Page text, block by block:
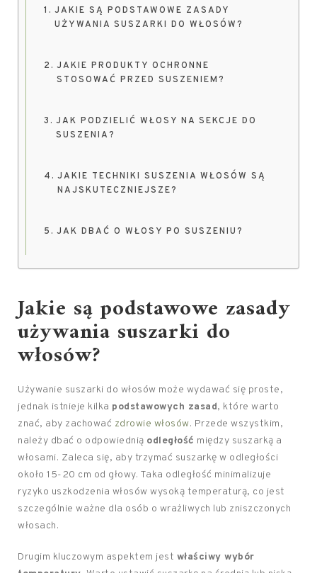
JAKIE SĄ PODSTAWOWE ZASADY
UŻYWANIA SUSZARKI DO WŁOSÓW?
JAKIE PRODUKTY OCHRONNE
STOSOWAĆ PRZED SUSZENIEM?
JAK PODZIELIĆ WŁOSY NA SEKCJE DO
SUSZENIA?
JAKIE TECHNIKI SUSZENIA WŁOSÓW SĄ
NAJSKUTECZNIEJSZE?
JAK DBAĆ O WŁOSY PO SUSZENIU?
Jakie są podstawowe zasady
używania suszarki do
włosów?
Używanie suszarki do włosów może wydawać się proste,
jednak istnieje kilka podstawowych zasad, które warto
znać, aby zachować zdrowie włosów. Przede wszystkim,
należy dbać o odpowiednią odległość między suszarką a
włosami. Zaleca się, aby trzymać suszarkę w odległości
około 15-20 cm od głowy. Taka odległość minimalizuje
ryzyko uszkodzenia włosów wysoką temperaturą, co jest
szczególnie ważne dla osób o wrażliwych lub zniszczonych
włosach.
Drugim kluczowym aspektem jest właściwy wybór